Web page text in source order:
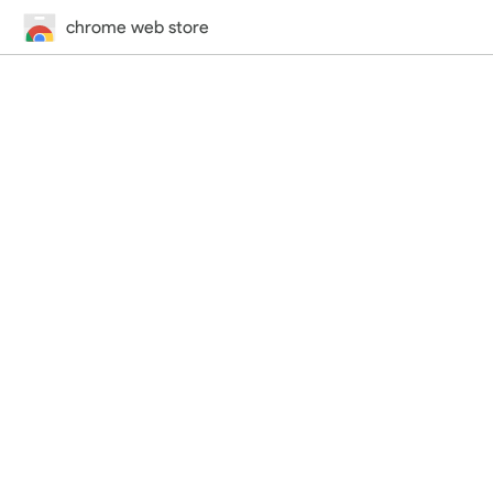
chrome web store